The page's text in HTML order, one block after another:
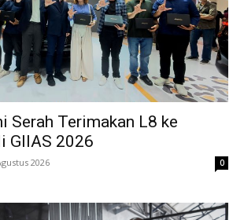
Serah Terimakan L8 ke
GIIAS 2026
2026 0